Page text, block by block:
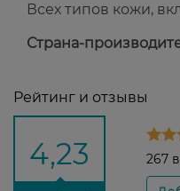
Всех типов кожи,
Страна-
Рейтинг и отзывы
4,23 267